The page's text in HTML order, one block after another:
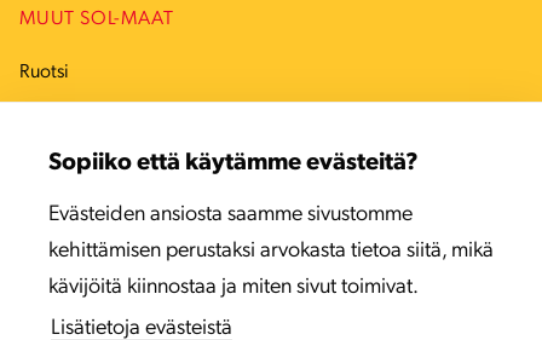
Sopiiko että käytämme evästeitä?
Evästeiden ansiosta saamme sivustomme
kehittämisen perustaksi arvokasta tietoa siitä, mikä
kävijöitä kiinnostaa ja miten sivut toimivat.
Lisätietoja evästeistä
MUUT SOL-MAAT
Ruotsi
Viro
Latvia